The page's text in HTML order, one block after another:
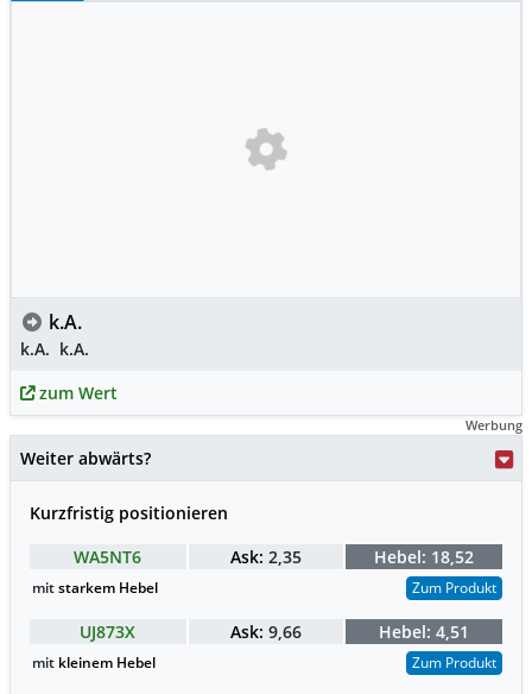
k.A.
k.A. k.A.
zum Wert
Werbung
Weiter abwärts?
Kurzfristig positionieren
WA5NT6
Ask: 2,35 Hebel: 18,52
mitstarkem Hebel Zum Produkt
UJ873X Ask: 9,66 Hebel: 4,51
mit kleinem Hebel Zum Produkt